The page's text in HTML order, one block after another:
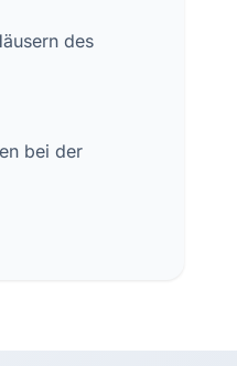
des
bei der